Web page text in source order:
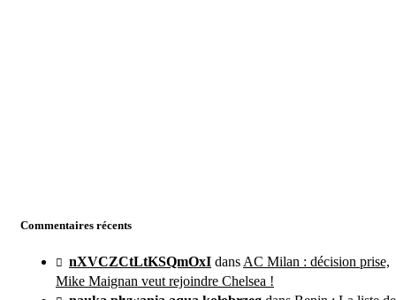
Commentaires récents
nXVCZCtLtKSQmOxI dans AC Milan : décision prise,
Mike Maignan veut rejoindre Chelsea !